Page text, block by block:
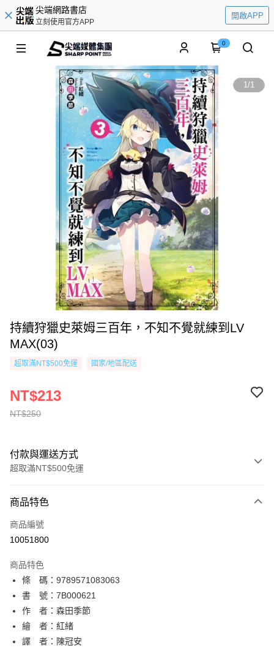
尖端網路書店
立刻使用官方APP
開啟APP
0
1/1
持續狩獵史萊姆三百年，不知不覺就練到LV
MAX(03)
超取滿NT$500免運 國家/地區配送
NT$250
NT$213
付款與運送方式
超取滿NT$500免運
信用卡一次付款
超商取貨付款
相關說明
【關於「AFTEE先享後付」】
AFTEE先享後付是「在收到商品之後才付款」的支付方式。 讓您購物簡單
便利好安心！
１．簡單：不需註冊會員、不需綁卡、不需儲值。
２．便利：只要手機號碼，簡訊認證，即可結帳。
３．安心：先確認商品／服務後，再付款。
ATM付款
運送方式
全家取貨付款
商品特色
商品編號
10051800
商品特色
條 碼：9789571083063
書 號：7B000621
作 者：森田季節
繪 者：紅緒
譯 者：陳冠安